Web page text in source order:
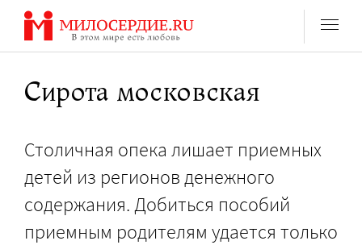
Перейти
содержанию
Сирота московская
Столичная опека лишает приемных
детей из регионов денежного
содержания. Добиться пособий
приемным родителям удается только